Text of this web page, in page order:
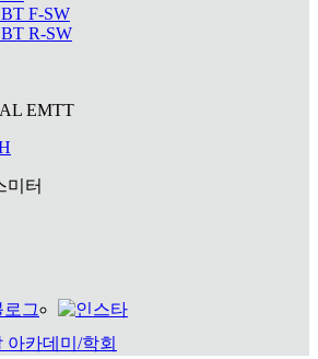
F-SW
R-SW
EMTT
미터